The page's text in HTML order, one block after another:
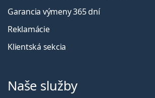
Garancia výmeny 365 dní
Reklamácie
Klientská sekcia
Naše služby